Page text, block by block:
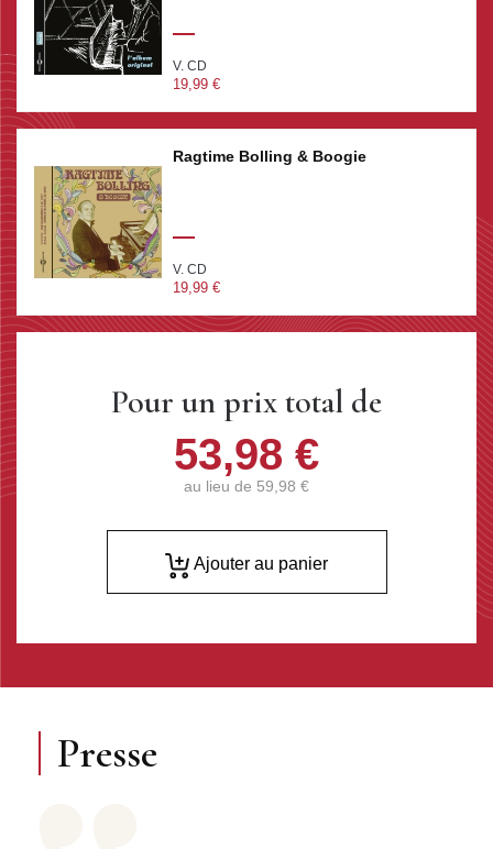
V. CD
19,99 €
Ragtime Bolling & Boogie
V. CD
19,99 €
Pour un prix total de
53,98 €
au lieu de 59,98 €
Ajouter au panier
Presse